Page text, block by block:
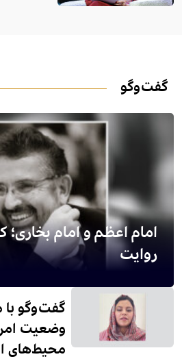
امام اعظم و امام
روایت
گفت‌وگو با
وضعیت
محیط‌های
وجود ندارد